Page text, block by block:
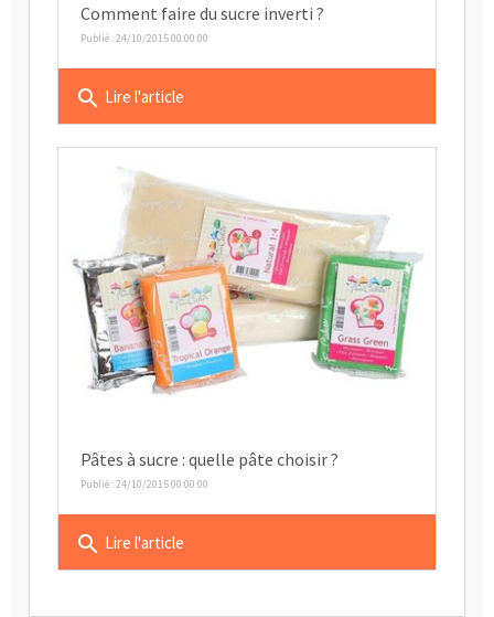
Comment faire du sucre inverti ?
Publié : 24/10/2015 00:00:00
search Lire l'article
Pâtes à sucre : quelle pâte choisir ?
Publié : 24/10/2015 00:00:00
search Lire l'article